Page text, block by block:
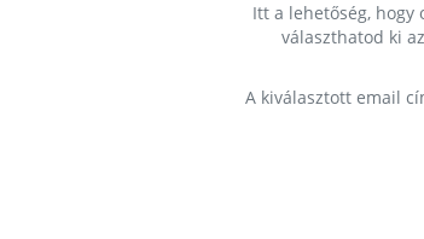
Itt a lehetőség,
választhatod ki
A kiválasztott email